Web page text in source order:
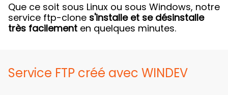
Que ce soit sous Linux ou sous Windows, notre
service ftp-clone s'installe et se désinstalle
très facilement en quelques minutes.
Service FTP créé avec WINDEV